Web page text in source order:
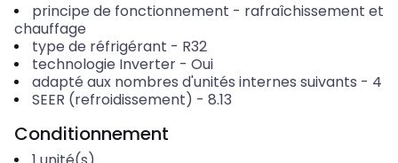
principe de fonctionnement - rafraîchissement et
chauffage
type de réfrigérant - R32
technologie Inverter- Oui
adapté aux nombres d'unités internes suivants - 4
SEER (refroidissement) - 8.13
Conditionnement